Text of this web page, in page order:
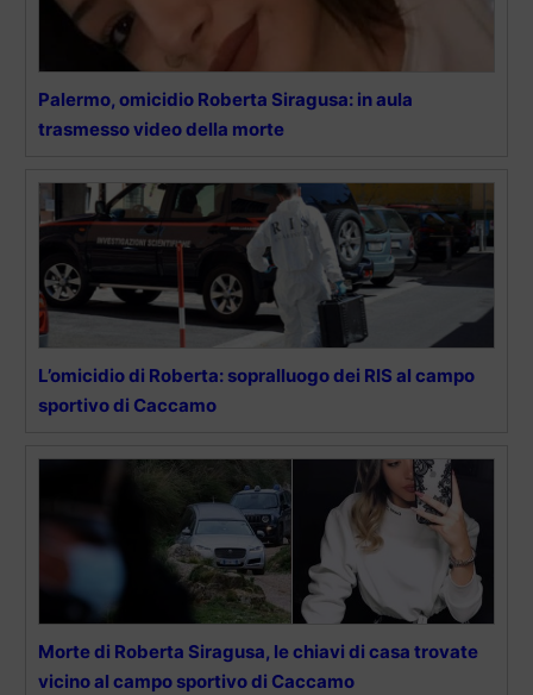
Palermo, omicidio Roberta Siragusa: in aula
trasmesso video della morte
L’omicidio di Roberta: sopralluogo dei RIS al campo
sportivo di Caccamo
Morte di Roberta Siragusa, le chiavi di casa trovate
vicino al campo sportivo di Caccamo